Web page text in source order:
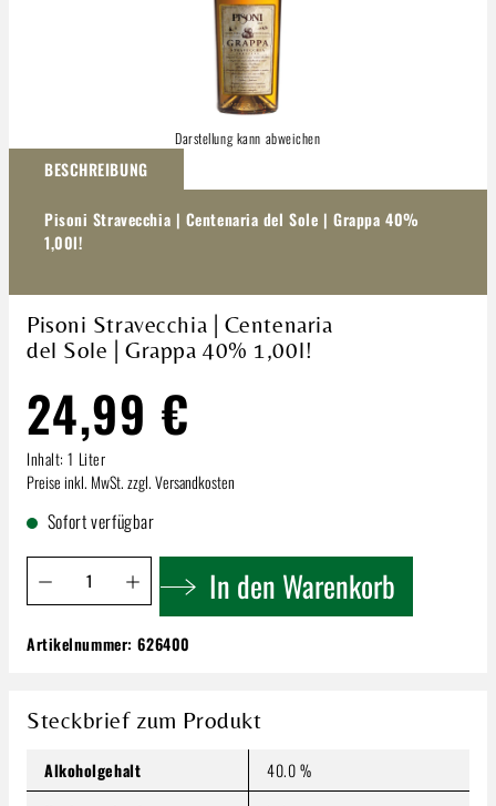
Darstellung kann abweichen
BESCHREIBUNG
Pisoni Stravecchia | Centenaria del Sole | Grappa 40%
1,00l!
Pisoni Stravecchia | Centenaria
del Sole | Grappa 40% 1,00l!
24,99 €
Inhalt:1 Liter
Preise inkl. MwSt. zzgl. Versandkosten
Sofort verfügbar
Produkt Anzahl: Gib den gewünschten Wert ein oder
In den Warenkorb
Pisoni Stravecchia | Centenaria del Sole |
24,99 €
Preise inkl. MwSt. zzgl. Versandkosten
Artikelnummer:626400
Steckbrief zum Produkt
Alkoholgehalt
40.0 %